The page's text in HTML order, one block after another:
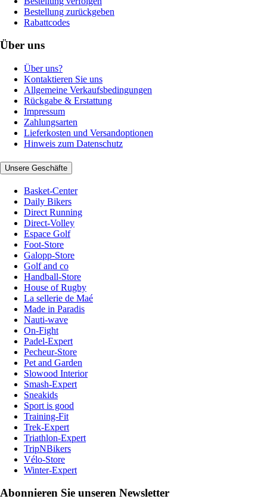
Bestellung zurückgeben
Rabattcodes
Über uns
Über uns?
Kontaktieren Sie uns
Allgemeine Verkaufsbedingungen
Rückgabe & Erstattung
Impressum
Zahlungsarten
Lieferkosten und Versandoptionen
Hinweis zum Datenschutz
Unsere Geschäfte
Basket-Center
Daily Bikers
Direct Running
Direct-Volley
Espace Golf
Foot-Store
Galopp-Store
Golf and co
Handball-Store
House of Rugby
La sellerie de Maé
Made in Paradis
Nauti-wave
On-Fight
Padel-Expert
Pecheur-Store
Pet and Garden
Slowood Interior
Smash-Expert
Sneakids
Sport is good
Training-Fit
Trek-Expert
Triathlon-Expert
TripNBikers
Vélo-Store
Winter-Expert
Abonnieren Sie unseren Newsletter